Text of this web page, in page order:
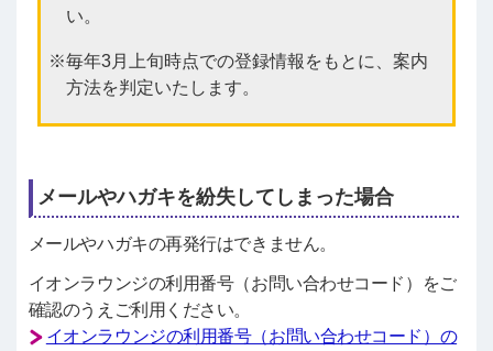
い。
毎年3月上旬時点での登録情報をもとに、案内
方法を判定いたします。
メールやハガキを紛失してしまった場合
メールやハガキの再発行はできません。
イオンラウンジの利用番号（お問い合わせコード）をご
確認のうえご利用ください。
イオンラウンジの利用番号（お問い合わせコード）の